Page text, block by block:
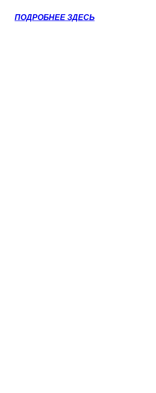
ПОДРОБНЕЕ ЗДЕСЬ